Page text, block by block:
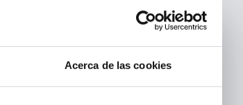
Acerca de las cookies